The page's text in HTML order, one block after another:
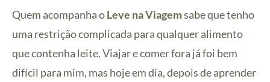
Quem acompanha oLeve na Viagemsabe que tenho
uma restrição complicada para qualquer alimento
que contenha leite. Viajar e comer fora já foi bem
difícil para mim, mas hoje em dia, depois de aprender
grs
cacau
pó
grs
xarope
tâmara
(ou
grs
manteiga
caju
colher
de
de
extrato